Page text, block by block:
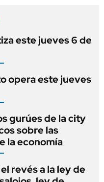
este jueves 6 de
opera este jueves
gurúes de la city
sobre las
la economía
revés a la ley de